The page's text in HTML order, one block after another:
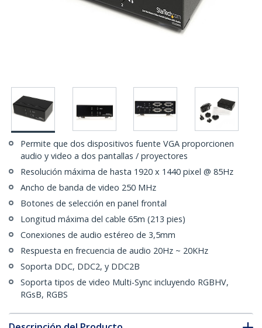
Permite que dos dispositivos fuente VGA proporcionen
audio y video a dos pantallas / proyectores
Resolución máxima de hasta 1920 x 1440 pixel @ 85Hz
Ancho de banda de video 250 MHz
Botones de selección en panel frontal
Longitud máxima del cable 65m (213 pies)
Conexiones de audio estéreo de 3,5mm
Respuesta en frecuencia de audio 20Hz ~ 20KHz
Soporta DDC, DDC2, y DDC2B
Soporta tipos de video Multi-Sync incluyendo RGBHV,
RGsB, RGBS